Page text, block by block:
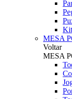
MESA
Voltar
MESA